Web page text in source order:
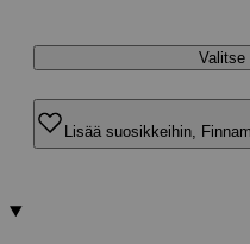
Valitse
Lisää suosikkeihin,